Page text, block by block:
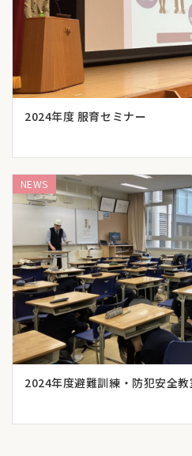
2024年度 服育セミナー
2024年度避難訓練・防犯安全教
NEWS